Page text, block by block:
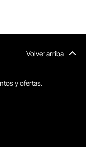
Volver arriba
y ofertas.